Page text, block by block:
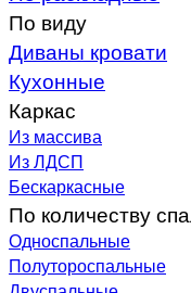
По виду
Диваны кровати
Кухонные
Каркас
Из массива
Из ЛДСП
Бескаркасные
По количеству
Односпальные
Полутороспальные